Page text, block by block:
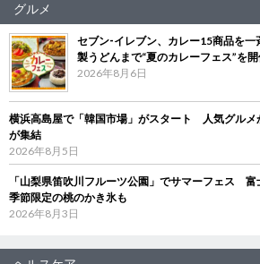
グルメ
セブン‐イレブン、カレー15商品を
製うどんまで“夏のカレーフェス”を
2026年8月6日
横浜高島屋で「韓国市場」がスタート 人気グルメ
が集結
2026年8月5日
「山梨県笛吹川フルーツ公園」でサマーフェス 富
季節限定の桃のかき氷も
2026年8月3日